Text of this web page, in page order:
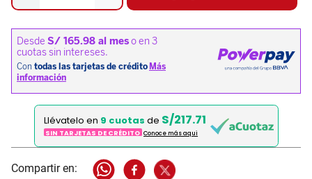
Llévatelo en 9 cuotas de S/217.71
SIN TARJETAS DE CRÉDITO Conoce más aqui